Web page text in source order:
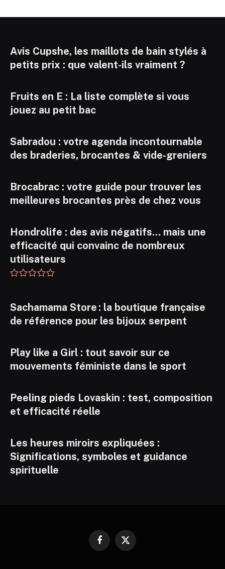
Avis Cupshe, les maillots de bain stylés à
petits prix : que valent-ils vraiment ?
Fruits en E : La liste complète si vous
jouez au petit bac
Sabradou : votre agenda incontournable
des braderies, brocantes & vide-greniers
Brocabrac : votre guide pour trouver les
meilleures brocantes près de chez vous
Hondrolife : des avis négatifs… mais une
efficacité qui convainc de nombreux
utilisateurs
Sachamama Store : la boutique française
de référence pour les bijoux serpent
Play like a Girl : tout savoir sur ce
mouvements féministe dans le sport
Peeling pieds Lovaskin : test, composition
et efficacité réelle
Les heures miroirs expliquées :
Significations, symboles et guidance
spirituelle
Facebook
X